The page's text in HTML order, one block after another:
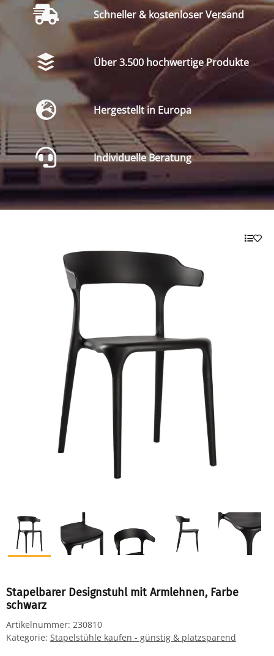
Schneller & kostenloser Versand
Über 3.500 hochwertige Produkte
Hergestellt in Europa
Individuelle Beratung
Stapelbarer Designstuhl mit Armlehnen, Farbe
schwarz
Artikelnummer: 230810
Kategorie: Stapelstühle kaufen - günstig & platzsparend